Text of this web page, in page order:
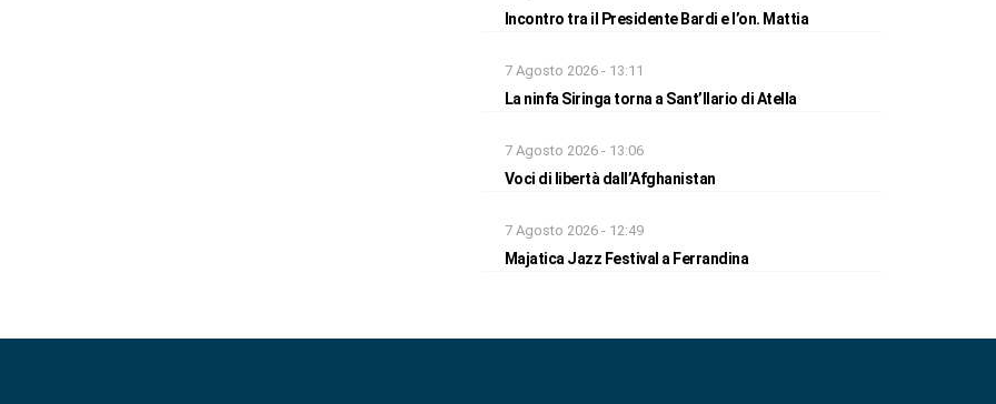
Incontro tra il Presidente Bardi e l’on. Mattia
7 Agosto 2026 - 13:11
La ninfa Siringa torna a Sant’Ilario di Atella
7 Agosto 2026 - 13:06
Voci di libertà dall’Afghanistan
7 Agosto 2026 - 12:49
Majatica Jazz Festival a Ferrandina